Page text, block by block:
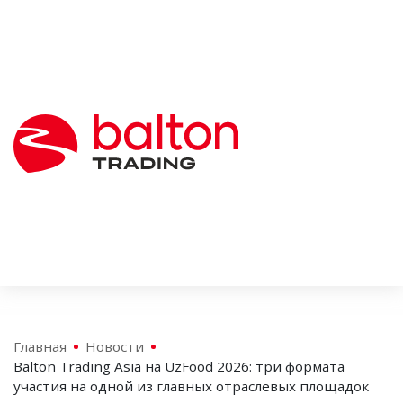
Главная
Новости
Balton Trading Asia на UzFood 2026: три формата
участия на одной из главных отраслевых площадок